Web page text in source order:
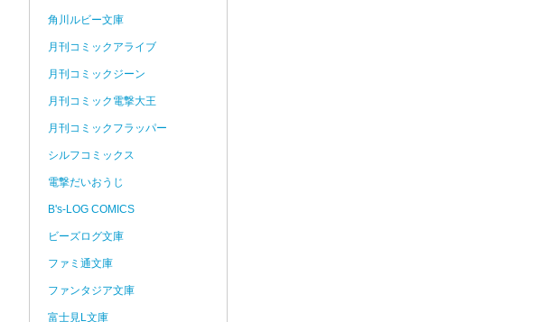
角川ルビー文庫
月刊コミックアライブ
月刊コミックジーン
月刊コミック電撃大王
月刊コミックフラッパー
シルフコミックス
電撃だいおうじ
B's-LOG COMICS
ビーズログ文庫
ファミ通文庫
ファンタジア文庫
富士見L文庫